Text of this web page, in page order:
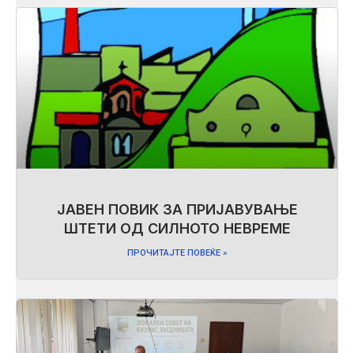
ЈАВЕН ПОВИК ЗА ПРИЈАВУВАЊЕ
ШТЕТИ ОД СИЛНОТО НЕВРЕМЕ
ПРОЧИТАЈТЕ ПОВЕЌЕ »